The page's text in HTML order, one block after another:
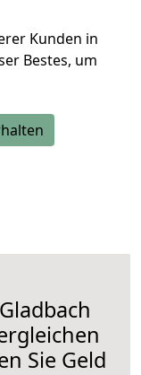
Kunden in
Bestes, um
Sie Geld